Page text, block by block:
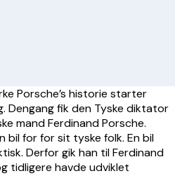
Porsche’s historie starter
Dengang fik den Tyske diktator
mand Ferdinand Porsche.
bil for for sit tyske folk. En bil
Derfor gik han til Ferdinand
tidligere havde udviklet